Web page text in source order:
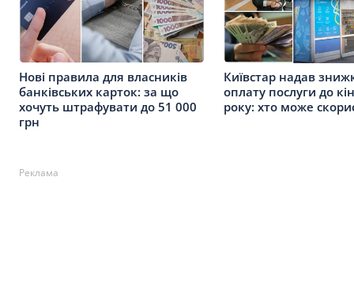
Нові правила для власників
банківських карток: за що
хочуть штрафувати до 51 000
грн
Київстар надав
оплату послуги до
року: хто може
Реклама